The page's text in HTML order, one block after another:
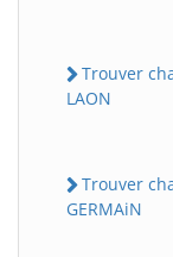
Trouver
LAON
Trouver
GERMAiN